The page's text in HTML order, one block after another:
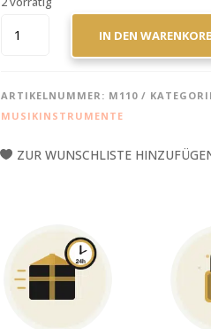
BOGDAN
MENGE
IN DEN
ARTIKELNUMMER: M110
MUSIKINSTRUMENTE
ZUR WUNSCHLISTE